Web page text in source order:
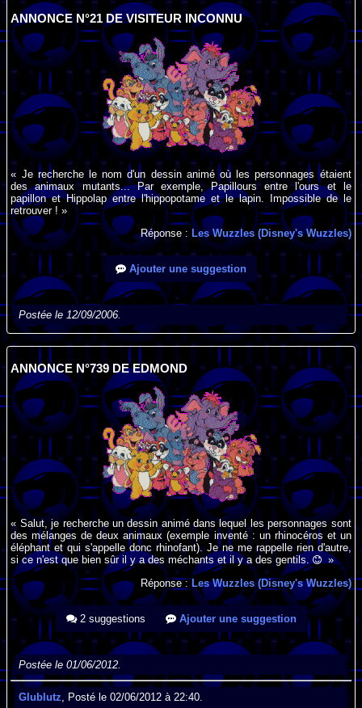
ANNONCE N°21 DE VISITEUR INCONNU
« Je recherche le nom d'un dessin animé où les personnages étaient
des animaux mutants... Par exemple, Papillours entre l'ours et le
papillon et Hippolap entre l'hippopotame et le lapin. Impossible de le
retrouver ! »
Réponse : Les Wuzzles (Disney's Wuzzles)
Ajouter une suggestion
Postée le 12/09/2006.
ANNONCE N°739 DE EDMOND
« Salut, je recherche un dessin animé dans lequel les personnages sont
des mélanges de deux animaux (exemple inventé : un rhinocéros et un
éléphant et qui s'appelle donc rhinofant). Je ne me rappelle rien d'autre,
si ce n'est que bien sûr il y a des méchants et il y a des gentils.
»
Réponse :Les Wuzzles (Disney's Wuzzles)
2 suggestions Ajouter une suggestion
Postée le 01/06/2012.
Glublutz , Posté le 02/06/2012 à 22:40.